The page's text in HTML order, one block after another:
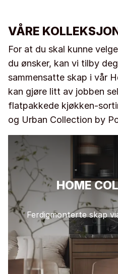
VÅRE
For at du skal kunne
du ønsker, kan vi tilby
sammensatte skap i vår
kan gjøre litt av jobben
flatpakkede kjøkken-
og Urban Collection by
HOME
Ferdigmonterte skap